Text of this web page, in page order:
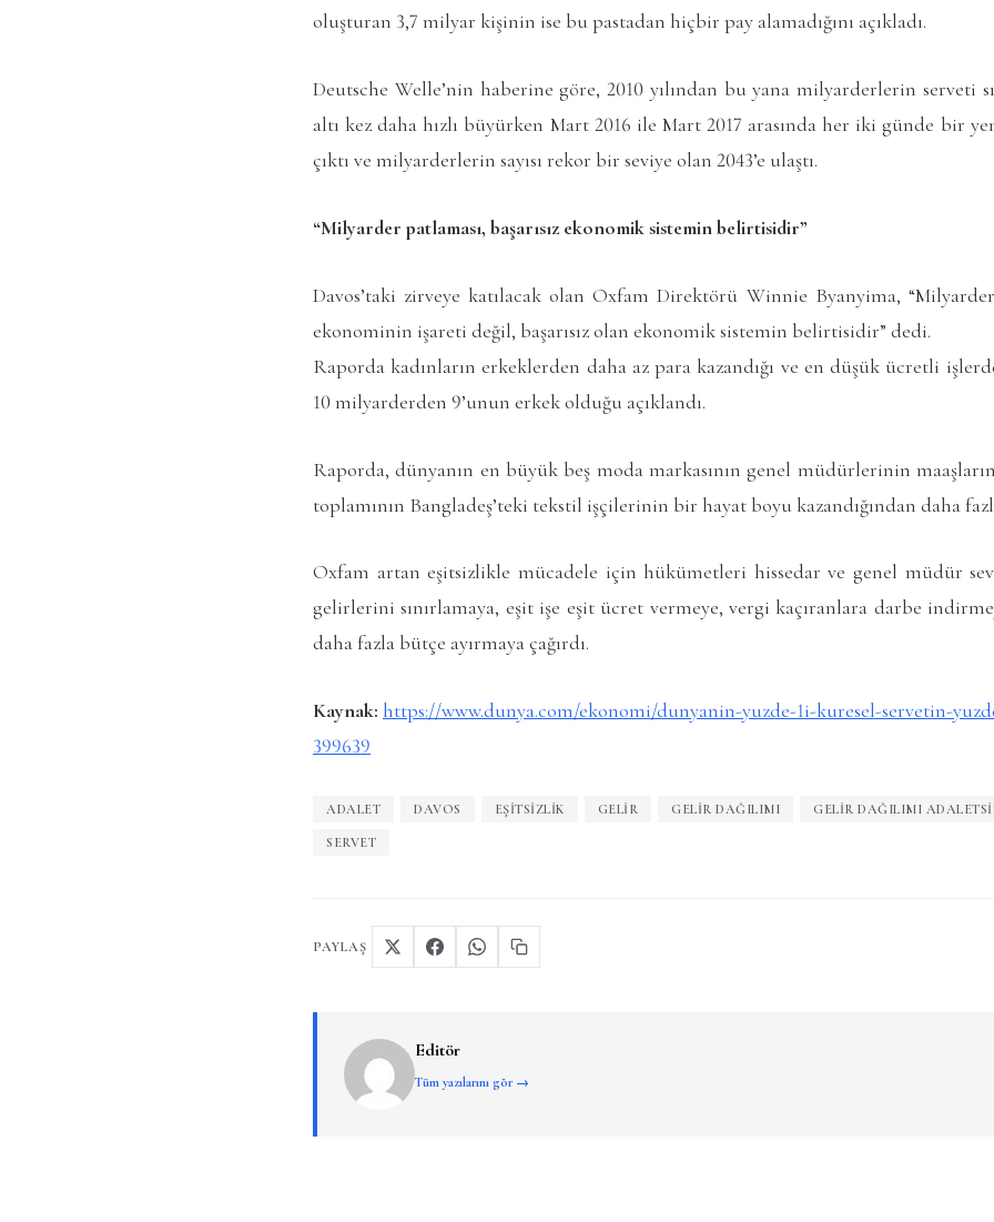
oluşturan 3,7 milyar kişinin ise bu pastadan hiçbir pay alamadığını açıkladı.
Deutsche Welle’nin haberine göre, 2010 yılından bu yana milyarderlerin serveti
altı kez daha hızlı büyürken Mart 2016 ile Mart 2017 arasında her iki günde bir
çıktı ve milyarderlerin sayısı rekor bir seviye olan 2043’e ulaştı.
“Milyarder patlaması, başarısız ekonomik sistemin belirtisidir”
Davos’taki zirveye katılacak olan Oxfam Direktörü Winnie Byanyima,
ekonominin işareti değil, başarısız olan ekonomik sistemin belirtisidir” dedi.
Raporda kadınların erkeklerden daha az para kazandığı ve en düşük ücretli
10 milyarderden 9’unun erkek olduğu açıklandı.
Raporda, dünyanın en büyük beş moda markasının genel müdürlerinin
toplamının Bangladeş’teki tekstil işçilerinin bir hayat boyu kazandığından daha
Oxfam artan eşitsizlikle mücadele için hükümetleri hissedar ve genel müdür
gelirlerini sınırlamaya, eşit işe eşit ücret vermeye, vergi kaçıranlara darbe
daha fazla bütçe ayırmaya çağırdı.
Kaynak: https://www.dunya.com/ekonomi/dunyanin-yuzde-1i-kuresel-servetin-
399639
ADALET DAVOS EŞITSIZLIK GELIR GELIR DAĞILIMI GELIR DAĞILIMI
SERVET
PAYLAŞ
Editör
Tüm yazılarını gör →